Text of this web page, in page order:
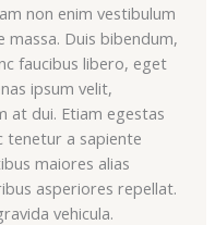
non enim vestibulum
Duis bibendum,
faucibus libero, eget
ipsum velit,
at dui. Etiam egestas
tenetur a sapiente
maiores alias
asperiores repellat.
vehicula.